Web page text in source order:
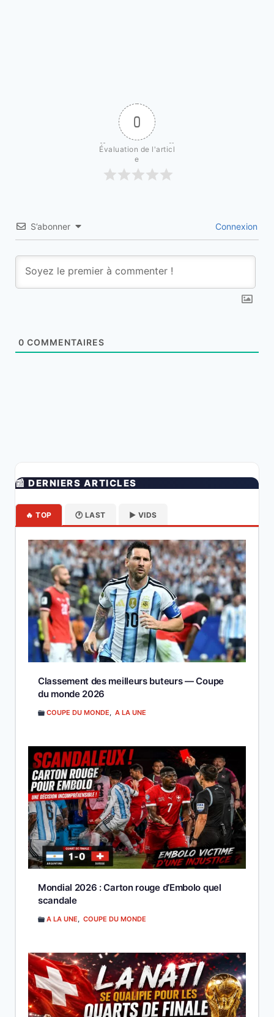
0
Évaluation de l'articl
e
S’abonner Connexion
0 COMMENTAIRES
📰 DERNIERS ARTICLES
🔥 TOP 🕐 LAST ▶️ VIDS
Classement des meilleurs buteurs — Coupe
du monde 2026
COUPE DU MONDE, A LA UNE
Mondial 2026 : Carton rouge d’Embolo quel
scandale
A LA UNE, COUPE DU MONDE